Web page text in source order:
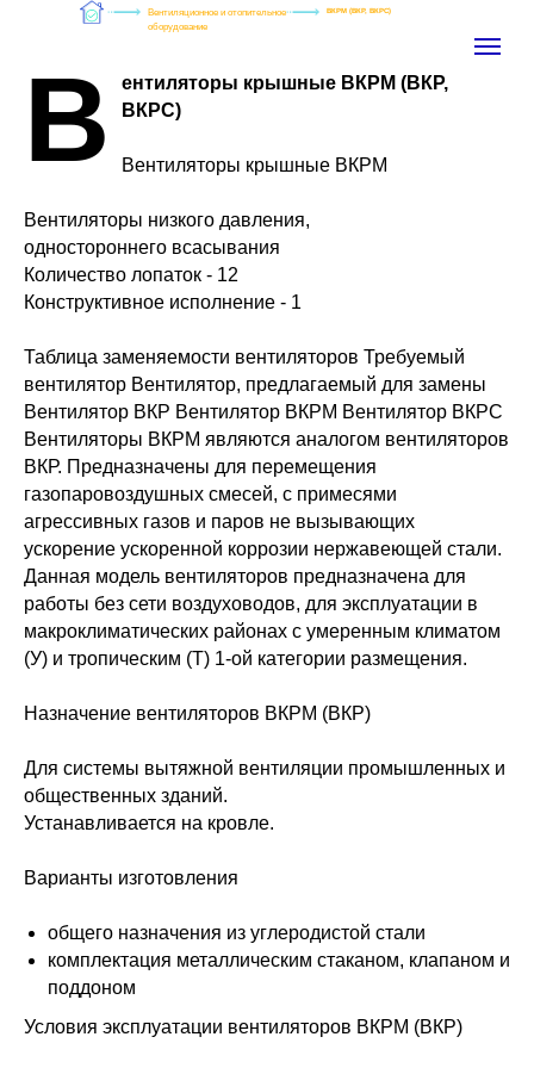
ВКРМ (ВКР, ВКРС)
Вентиляционное и отопительное
оборудование
В
ентиляторы крышные ВКРМ (ВКР,
ВКРС)
Вентиляторы крышные ВКРМ
Вентиляторы низкого давления,
одностороннего всасывания
Количество лопаток - 12
Конструктивное исполнение - 1
Таблица заменяемости вентиляторов Требуемый
вентилятор Вентилятор, предлагаемый для замены
Вентилятор ВКР Вентилятор ВКРМ Вентилятор ВКРС
Вентиляторы ВКРМ являются аналогом вентиляторов
ВКР. Предназначены для перемещения
газопаровоздушных смесей, с примесями
агрессивных газов и паров не вызывающих
ускорение ускоренной коррозии нержавеющей стали.
Данная модель вентиляторов предназначена для
работы без сети воздуховодов, для эксплуатации в
макроклиматических районах с умеренным климатом
(У) и тропическим (Т) 1-ой категории размещения.
Назначение вентиляторов ВКРМ (ВКР)
Для системы вытяжной вентиляции промышленных и
общественных зданий.
Устанавливается на кровле.
Варианты изготовления
общего назначения из углеродистой стали
комплектация металлическим стаканом, клапаном и
поддоном
Условия эксплуатации вентиляторов ВКРМ (ВКР)